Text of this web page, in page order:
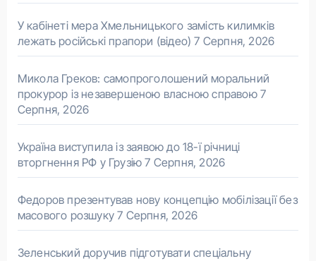
У кабінеті мера Хмельницького замість килимків
лежать російські прапори (відео) 7 Серпня, 2026
Микола Греков: самопроголошений моральний
прокурор із незавершеною власною справою 7
Серпня, 2026
Україна виступила із заявою до 18-ї річниці
вторгнення РФ у Грузію 7 Серпня, 2026
Федоров презентував нову концепцію мобілізації без
масового розшуку 7 Серпня, 2026
Зеленський доручив підготувати спеціальну